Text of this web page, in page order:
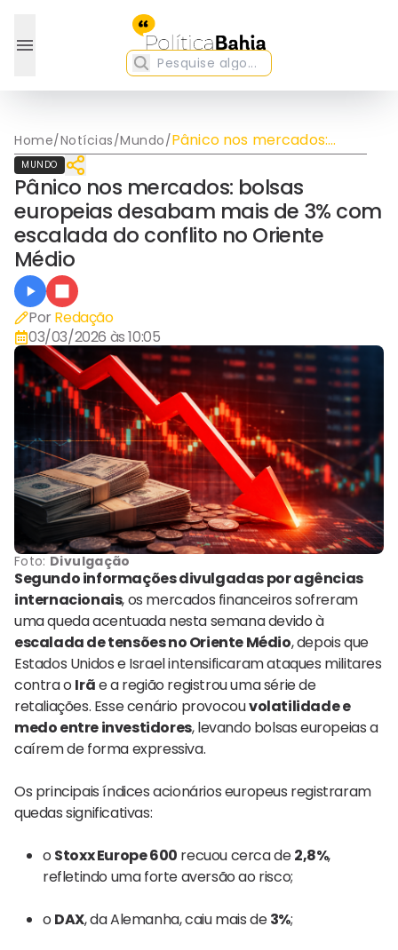
Home/Notícias/Mundo/Pânico nos mercados:
bolsas europeias desabam
do conflito no Oriente
Médio
MUNDO
Pânico nos mercados: bolsas
europeias desabam mais de 3% com
escalada do conflito no Oriente
Médio
Por Redação
03/03/2026 às 10:05
Foto: Divulgação
Segundo informações divulgadas por agências
internacionais, os mercados financeiros sofreram
uma queda acentuada nesta semana devido à
escalada de tensões no Oriente Médio, depois que
Estados Unidos e Israel intensificaram ataques militares
contra o Irãe a região registrou uma série de
retaliações. Esse cenário provocouvolatilidade e
medo entre investidores, levando bolsas europeias a
caírem de forma expressiva.
Os principais índices acionários europeus registraram
quedas significativas:
o Stoxx Europe 600 recuou cerca de2,8%,
refletindo uma forte aversão ao risco;
o DAX, da Alemanha, caiu mais de3%;